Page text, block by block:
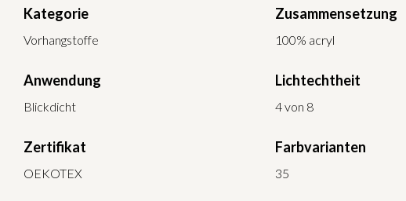
Kategorie
Vorhangstoffe
Zusammensetzung
100% acryl
Anwendung
Blickdicht
Lichtechtheit
4 von 8
Zertifikat
OEKOTEX
Farbvarianten
35